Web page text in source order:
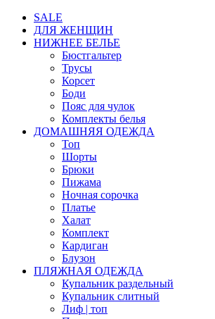
SALE
ДЛЯ ЖЕНЩИН
НИЖНЕЕ БЕЛЬЕ
Бюстгальтер
Трусы
Корсет
Боди
Пояс для чулок
Комплекты белья
ДОМАШНЯЯ ОДЕЖДА
Топ
Шорты
Брюки
Пижама
Ночная сорочка
Платье
Халат
Комплект
Кардиган
Блузон
ПЛЯЖНАЯ ОДЕЖДА
Купальник раздельный
Купальник слитный
Лиф | топ